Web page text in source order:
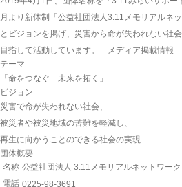
月より新体制「公益社団法人3.11メモリアルネ
とビジョンを掲げ、災害から命が失われない社
目指して活動しています。
メディア掲載情報
テーマ
「命をつなぐ 未来を拓く」
ビジョン
災害で命が失われない社会、
被災者や被災地域の苦難を軽減し、
再生に向かうことのできる社会の実現
団体概要
名称 公益社団法人 3.11メモリアルネットワーク
電話 0225-98-3691